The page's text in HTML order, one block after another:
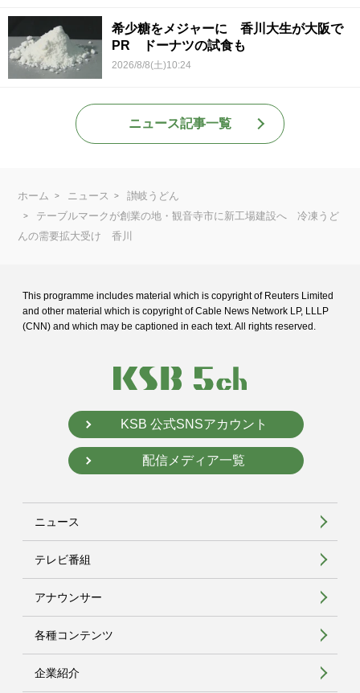
希少糖をメジャーに 香川大生が大阪で
PR ドーナツの試食も
2026/8/8(土)10:24
ニュース記事一覧
ホーム ニュース
讃岐うどん
テーブルマークが創業の地・観音寺市に新工場建設へ 冷凍うど
んの需要拡大受け 香川
This programme includes material which is copyright of Reuters Limited
and other material which is copyright of Cable News Network LP, LLLP
(CNN) and which may be captioned in each text. All rights reserved.
KSB 公式SNSアカウント
配信メディア一覧
ニュース
テレビ番組
アナウンサー
各種コンテンツ
企業紹介